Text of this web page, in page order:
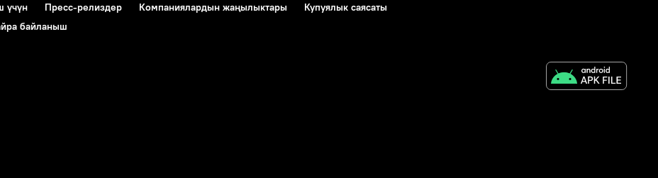
үчүн Пресс-релиздер Компаниялардын жаңылыктары
Купуялык саясаты
байланыш